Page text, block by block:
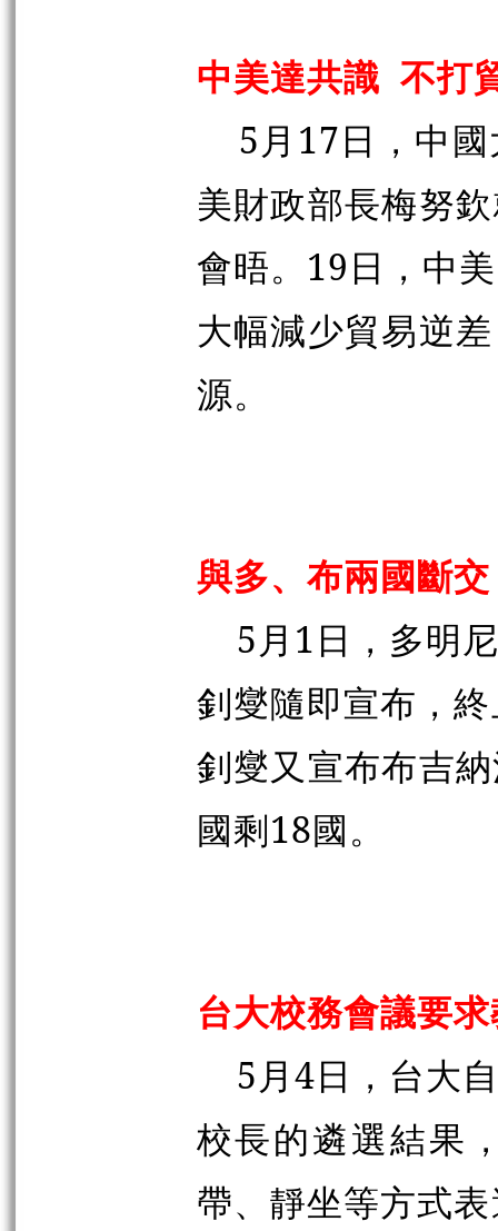
中美達共識 不打
5月17日，中
美財政部長梅努
會晤。19日，中
大幅減少貿易逆
源。
與多、布兩國斷
5月1日，多明
釗燮隨即宣布，
釗燮又宣布布吉
國剩18國。
台大校務會議要
5月4日，台大
校長的遴選結果
帶、靜坐等方式